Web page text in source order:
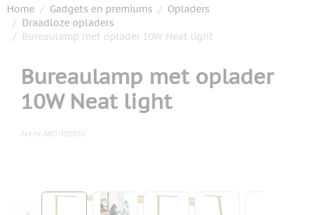
Home / Gadgets en premiums / Opladers
/ Draadloze opladers
/ Bureaulamp met oplader 10W Neat light
Bureaulamp met oplader
10W Neat light
Art.nr. MO-102010
View larger imageView larger image
View larger image
View larger